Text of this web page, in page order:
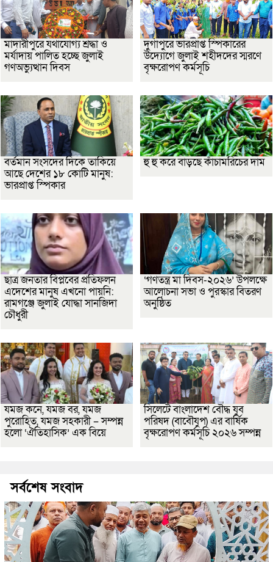
মাদারীপুরে যথাযোগ্য শ্রদ্ধা ও
মর্যাদায় পালিত হচ্ছে জুলাই
গণঅভ্যুত্থান দিবস
দুর্গাপুরে ভারপ্রাপ্ত স্পিকারের
উদ্যোগে জুলাই শহীদদের স্মরণে
বৃক্ষরোপণ কর্মসূচি
বর্তমান সংসদের দিকে তাকিয়ে
আছে দেশের ১৮ কোটি মানুষ:
ভারপ্রাপ্ত স্পিকার
হু হু করে বাড়ছে কাঁচামরিচের দাম
ছাত্র জনতার বিপ্লবের প্রতিফলন
এদেশের মানুষ এখনো পায়নি:
রামগঞ্জে জুলাই যোদ্ধা সানজিদা
চৌধুরী
‘গণতন্ত্র মা দিবস-২০২৬’ উপলক্ষে
আলোচনা সভা ও পুরস্কার বিতরণ
অনুষ্ঠিত
যমজ কনে, যমজ বর, যমজ
পুরোহিত, যমজ সহকারী – সম্পন্ন
হলো ‘ঐতিহাসিক’ এক বিয়ে
সিলেটে বাংলাদেশ বৌদ্ধ যুব
পরিষদ (বাবৌযুপ) এর বার্ষিক
বৃক্ষরোপণ কর্মসূচি ২০২৬ সম্পন্ন
সর্বশেষ সংবাদ